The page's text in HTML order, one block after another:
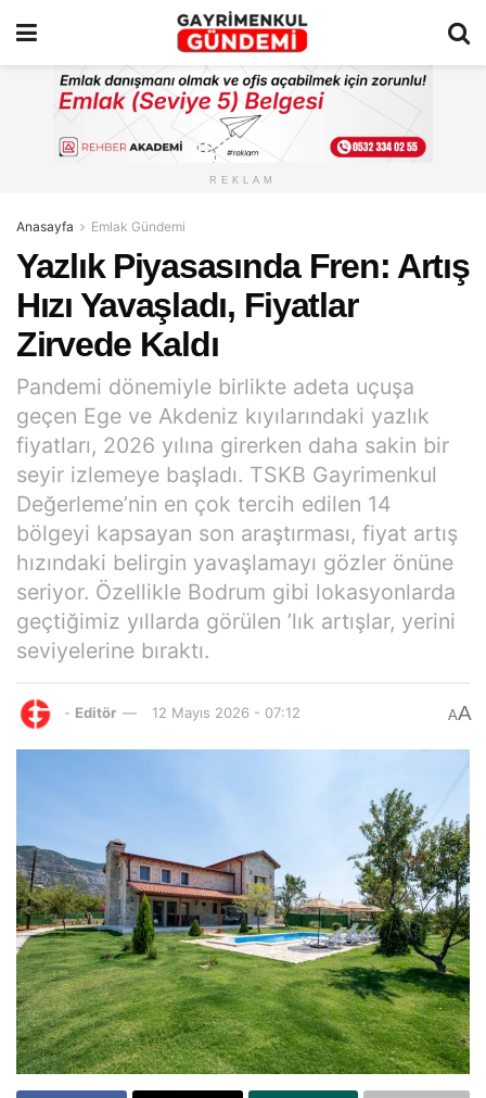
REKLAM
Anasayfa Emlak Gündemi
Yazlık Piyasasında Fren: Artış
Hızı Yavaşladı, Fiyatlar
Zirvede Kaldı
Pandemi dönemiyle birlikte adeta uçuşa
geçen Ege ve Akdeniz kıyılarındaki yazlık
fiyatları, 2026 yılına girerken daha sakin bir
seyir izlemeye başladı. TSKB Gayrimenkul
Değerleme’nin en çok tercih edilen 14
bölgeyi kapsayan son araştırması, fiyat artış
hızındaki belirgin yavaşlamayı gözler önüne
seriyor. Özellikle Bodrum gibi lokasyonlarda
geçtiğimiz yıllarda görülen ’lık artışlar, yerini
seviyelerine bıraktı.
- Editör 12 Mayıs 2026 - 07:12 AA